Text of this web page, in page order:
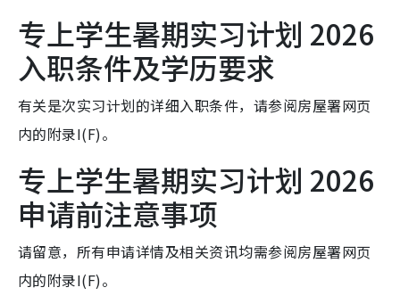
专上学生暑期实习计划 2026
入职条件及学历要求
有关是次实习计划的详细入职条件，请参阅房屋署网页
内的附录I(F)。
专上学生暑期实习计划 2026
申请前注意事项
请留意，所有申请详情及相关资讯均需参阅房屋署网页
内的附录I(F)。